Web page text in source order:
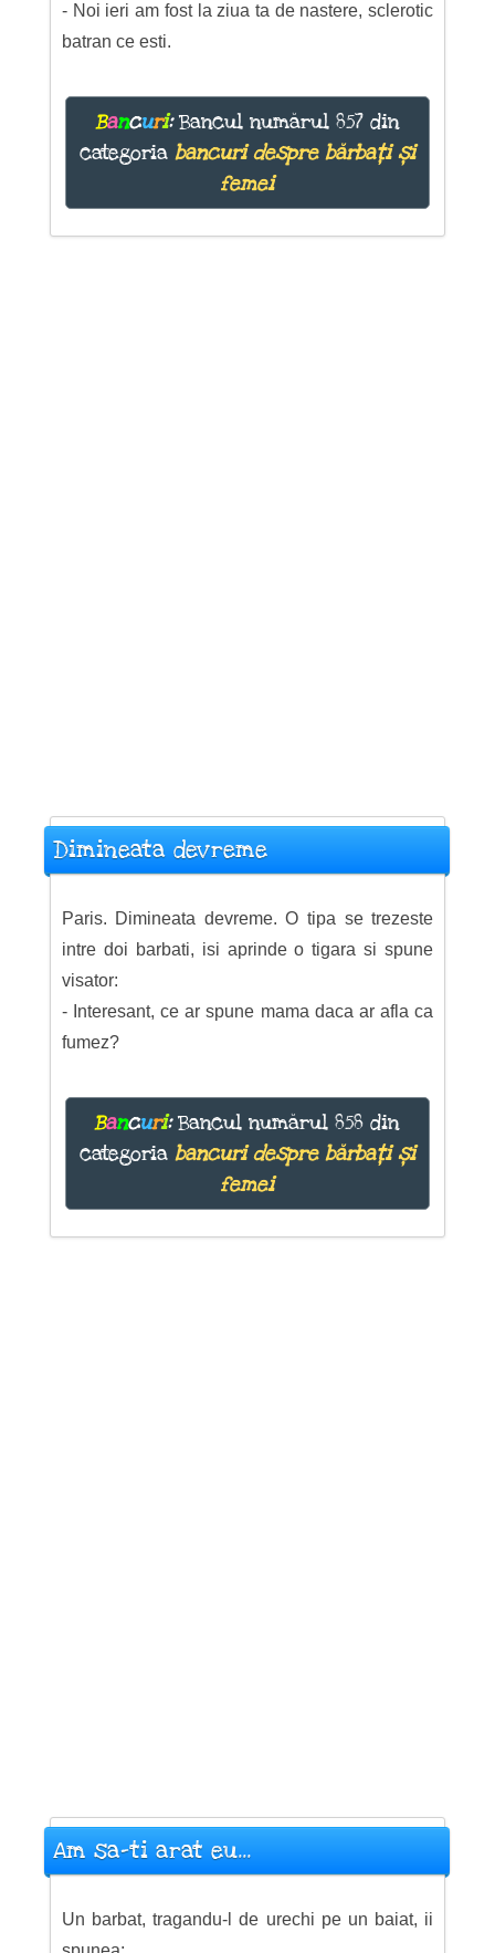
- Noi ieri am fost la ziua ta de nastere, sclerotic
batran ce esti.
Bancuri:Bancul numărul 857 din
categoria bancuri despre bărbați și
femei
Dimineata devreme
Paris. Dimineata devreme. O tipa se trezeste
intre doi barbati, isi aprinde o tigara si spune
visator:
- Interesant, ce ar spune mama daca ar afla ca
fumez?
Bancuri:Bancul numărul 858 din
categoria bancuri despre bărbați și
femei
Am sa-ti arat eu...
Un barbat, tragandu-l de urechi pe un baiat, ii